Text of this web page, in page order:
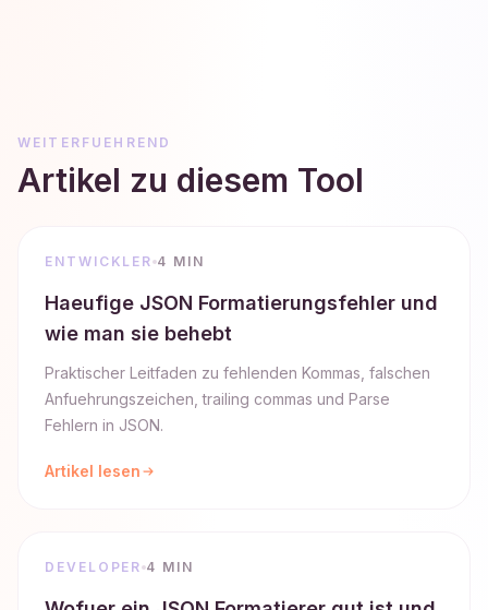
WEITERFUEHREND
Artikel zu diesem Tool
ENTWICKLER 4 MIN
Haeufige JSON Formatierungsfehler und
wie man sie behebt
Praktischer Leitfaden zu fehlenden Kommas, falschen
Anfuehrungszeichen, trailing commas und Parse
Fehlern in JSON.
Artikel lesen
DEVELOPER 4 MIN